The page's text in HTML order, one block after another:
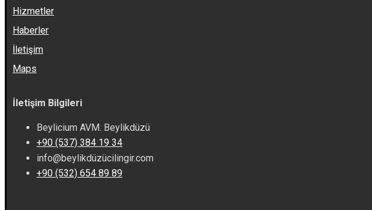
Hizmetler
Haberler
İletişim
Maps
İletişim Bilgileri
Beylicium AVM. Beylikdüzü
+90 (537) 384 19 34
info@beylikdüzücilingir.com
+90 (532) 654 89 89